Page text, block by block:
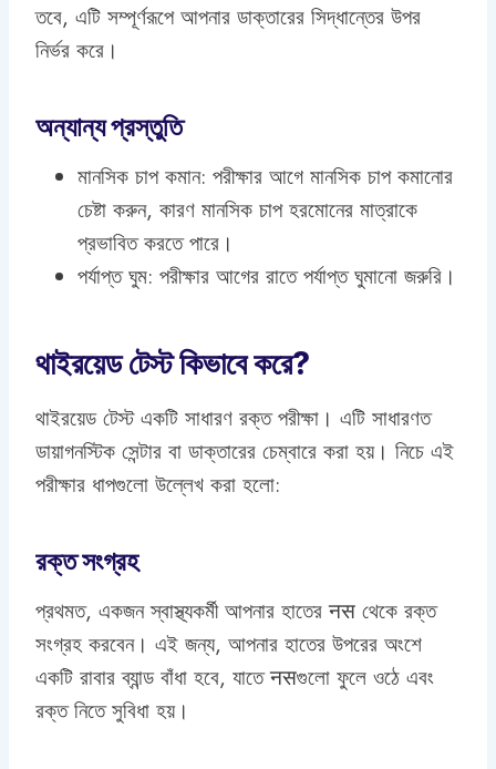
তবে, এটি সম্পূর্ণরূপে আপনার ডাক্তারের সিদ্ধান্তের উপর
নির্ভর করে।
অন্যান্য প্রস্তুতি
মানসিক চাপ কমান: পরীক্ষার আগে মানসিক চাপ কমানোর
চেষ্টা করুন, কারণ মানসিক চাপ হরমোনের মাত্রাকে
প্রভাবিত করতে পারে।
পর্যাপ্ত ঘুম: পরীক্ষার আগের রাতে পর্যাপ্ত ঘুমানো জরুরি।
থাইরয়েড টেস্ট কিভাবে করে?
থাইরয়েড টেস্ট একটি সাধারণ রক্ত পরীক্ষা। এটি সাধারণত
ডায়াগনস্টিক সেন্টার বা ডাক্তারের চেম্বারে করা হয়। নিচে এই
পরীক্ষার ধাপগুলো উল্লেখ করা হলো:
রক্ত সংগ্রহ
প্রথমত, একজন স্বাস্থ্যকর্মী আপনার হাতের नस থেকে রক্ত
সংগ্রহ করবেন। এই জন্য, আপনার হাতের উপরের অংশে
একটি রাবার ব্যান্ড বাঁধা হবে, যাতে नसগুলো ফুলে ওঠে এবং
রক্ত নিতে সুবিধা হয়।